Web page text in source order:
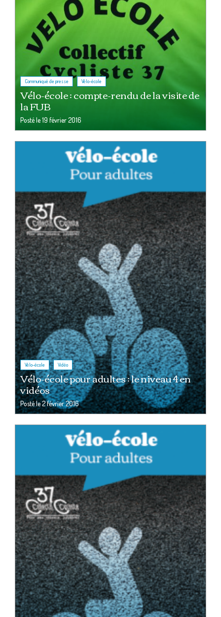
Communiqué de presse , Vélo-école
Vélo-école : compte-rendu de la visite de
la FUB
Posté le19 février 2016
Vélo-école , Vidéo
Vélo-école pour adultes : le niveau 4 en
vidéos
Posté le2 février 2016